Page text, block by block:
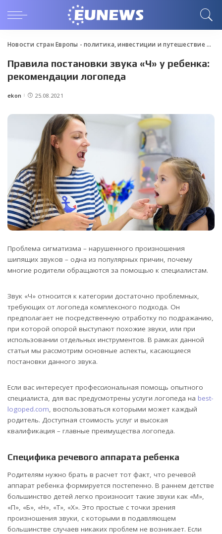
Новости стран Европы - политика, инвестиции и путешествие>
Правила постановки звука «Ч» у ребенка:
рекомендации логопеда
Posted
ekon 25.08.2021
Проблема сигматизма – нарушенного произношения
шипящих звуков – одна из популярных причин, почему
многие родители обращаются за помощью к специалистам.
Звук «Ч» относится к категории достаточно проблемных,
требующих от логопеда комплексного подхода. Он
предполагает не посредственную отработку по подражанию,
при которой опорой выступают похожие звуки, или при
использовании отдельных инструментов. В рамках данной
статьи мы рассмотрим основные аспекты, касающиеся
постановки данного звука.
Если вас интересует профессиональная помощь опытного
специалиста, для вас предусмотрены услуги логопеда на best-
logoped.com, воспользоваться которыми может каждый
родитель. Доступная стоимость услуг и высокая
квалификация – главные преимущества логопеда.
Специфика речевого аппарата ребенка
Родителям нужно брать в расчет тот факт, что речевой
аппарат ребенка формируется постепенно. В раннем детстве
большинство детей легко произносит такие звуки как «М»,
«П», «Б», «Н», «Т», «Х». Это простые с точки зрения
произношения звуки, с которыми в подавляющем
большинстве случаев никаких проблем не возникает. Если